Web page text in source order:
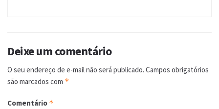
Deixe um comentário
O seu endereço de e-mail não será publicado. Campos obrigatórios
são marcados com *
Comentário *